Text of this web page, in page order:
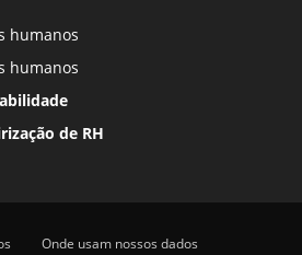
humanos
humanos
de RH
Onde usam nossos dados